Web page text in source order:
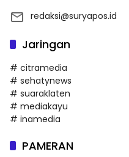
redaksi@suryapos.id
Jaringan
# citramedia
# sehatynews
# suaraklaten
# mediakayu
# inamedia
PAMERAN